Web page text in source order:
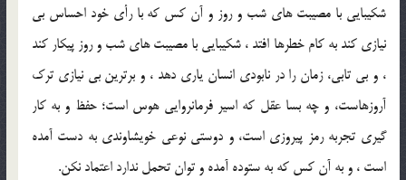
شكيبايى با مصيبت هاى شب و روز و آن كس كه با رأى خود احساس بى
نيازى كند به كام خطرها افتد ، شكيبايى با مصيبت هاى شب و روز پيكار كند
، و بى تابي، زمان را در نابودى انسان يارى دهد ، و برترين بى نيازى ترك
آروزهاست، و چه بسا عقل كه اسير فرمانروايى هوس است؛ حفظ و به كار
گيرى تجربه رمز پيروزى است، و دوستى نوعى خويشاوندى به دست آمده
است ، و به آن كس كه به ستوده آمده و توان تحمل ندارد اعتماد نكن.